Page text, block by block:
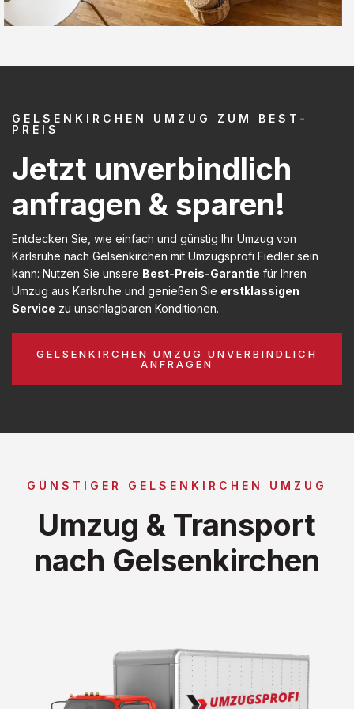
GELSENKIRCHEN UMZUG ZUM BEST-
PREIS
Jetzt unverbindlich
anfragen & sparen!
Entdecken Sie, wie einfach und günstig Ihr Umzug von
Karlsruhe nach Gelsenkirchen mit Umzugsprofi Fiedler sein
kann: Nutzen Sie unsere Best-Preis-Garantie für Ihren
Umzug aus Karlsruhe und genießen Sie erstklassigen
Service zu unschlagbaren Konditionen.
GELSENKIRCHEN UMZUG UNVERBINDLICH
ANFRAGEN
GÜNSTIGER GELSENKIRCHEN UMZUG
Umzug & Transport
nach Gelsenkirchen